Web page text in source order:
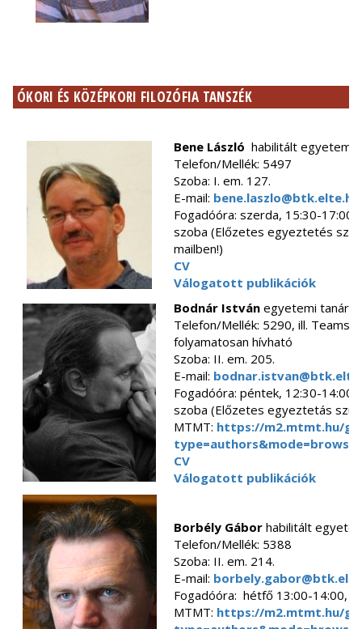
ÓKORI ÉS KÖZÉPKORI FILOZÓFIA TANSZÉK
Bene László habilitált egyetemi
Telefon/Mellék: 5497
Szoba: I. em. 127.
E-mail: bene.laszlo@btk.elte.hu
Fogadóóra: szerda, 15:30-17:00,
szoba (Előzetes egyeztetés
mailben!)
CV
Válogatott publikációk
Bodnár István egyetemi tanár
Telefon/Mellék: 5290, ill.
folyamatosan hívható
Szoba: II. em. 205.
E-mail:
Fogadóóra: péntek, 12:30-14:00,
szoba (Előzetes egyeztetás
MTMT: https://m2.mtmt.hu/
CV
Válogatott publikációk
Borbély Gábor habilitált
Telefon/Mellék: 5388
Szoba: II. em. 214.
E-mail:
Fogadóóra: hétfő 13:00-14:00,
MTMT: https://m2.mtmt.hu/